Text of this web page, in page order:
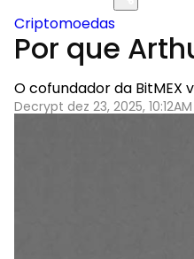
Criptomoedas
Por que
O cofundador da BitMEX
Decrypt dez 23, 2025, 10:12AM